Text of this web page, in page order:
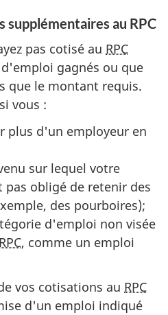
supplémentaires au RPC
pas cotisé au RPC
gagnés ou que
que le montant requis.
si vous :
plus d'un employeur en
sur lequel votre
obligé de retenir des
des pourboires);
d'emploi non visée
RPC, comme un emploi
vos cotisations au RPC
d'un emploi indiqué